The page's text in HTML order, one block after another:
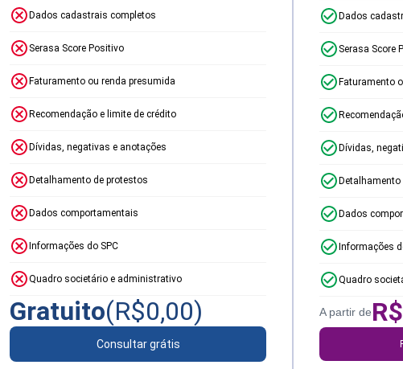
Dados cadastrais completos
Serasa Score Positivo
Faturamento ou renda presumida
Recomendação e limite de crédito
Dívidas, negativas e anotações
Detalhamento de protestos
Dados comportamentais
Informações do SPC
Quadro societário e administrativo
Gratuito(R$0,00)
Consultar grátis
Dados
Serasa Score
Faturamento
Dívidas,
Detalhamento
Dados
Informações
Quadro
A partir deR$